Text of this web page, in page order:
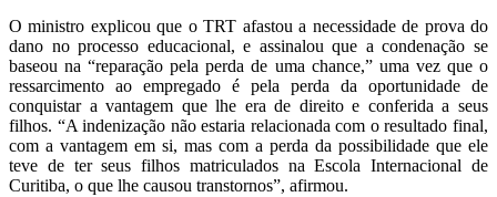
O ministro explicou que o TRT afastou a necessidade de prova do
dano no processo educacional, e assinalou que a condenação se
baseou na “reparação pela perda de uma chance,” uma vez que o
ressarcimento ao empregado é pela perda da oportunidade de
conquistar a vantagem que lhe era de direito e conferida a seus
filhos. “A indenização não estaria relacionada com o resultado final,
com a vantagem em si, mas com a perda da possibilidade que ele
teve de ter seus filhos matriculados na Escola Internacional de
Curitiba, o que lhe causou transtornos”, afirmou.